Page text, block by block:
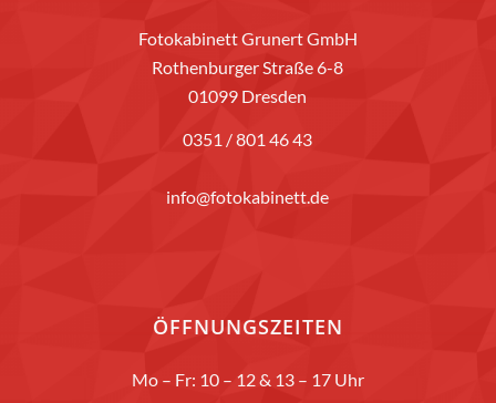
Fotokabinett Grunert GmbH
Rothenburger Straße 6-8
01099 Dresden
0351 / 801 46 43
info@fotokabinett.de
ÖFFNUNGSZEITEN
Mo – Fr: 10 – 12 & 13 – 17 Uhr